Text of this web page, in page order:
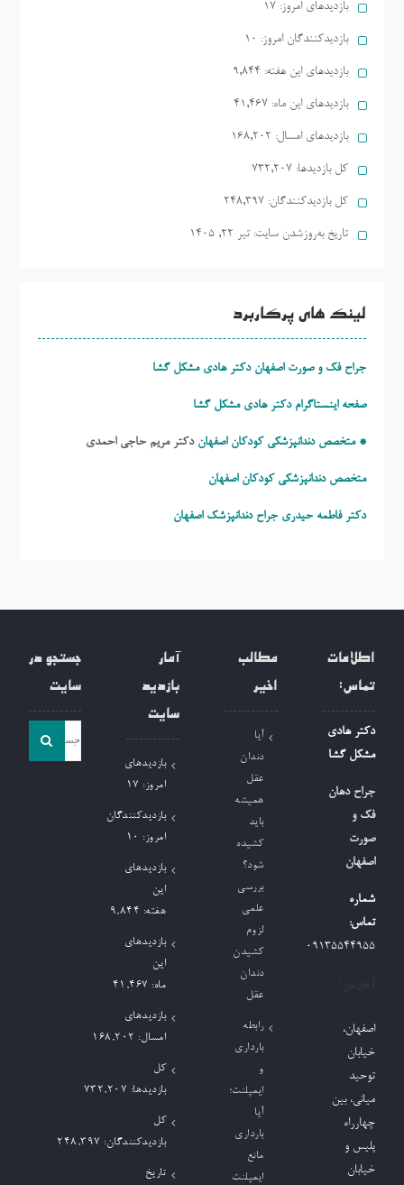
بازدیدهای امروز: 17
بازدیدکنندگان امروز: 10
بازدیدهای این هفته: 9,844
بازدیدهای این ماه: 41,467
بازدیدهای امسال: 168,202
کل بازدیدها: 732,207
کل بازدیدکنند‌گان: 248,397
تاریخ به‌روزشدن سایت: تیر ۲۲, ۱۴۰۵
لینک های پرکاربرد
جراح فک و صورت اصفهان دکتر هادی مشکل گشا
صفحه اینستاگرام دکتر هادی مشکل گشا
* متخصص دندانپزشکی کودکان اصفهان دکتر مریم حاجی احمدی
متخصص دندانپزشکی کودکان اصفهان
دکتر فاطمه حیدری جراح دندانپزشک اصفهان
اطلاعات
تماس:
دکتر هادی
مشکل گشا
جراح دهان
فک و
صورت
اصفهان
شماره
تماس:
09135544955
اصفهان،
خیابان
توحید
میانی، بین
چهارراه
پلیس و
خیابان
مطالب
اخیر
آیا
دندان
عقل
همیشه
باید
کشیده
شود؟
بررسی
علمی
لزوم
کشیدن
دندان
عقل
رابطه
بارداری
و
ایمپلنت؛
آیا
بارداری
مانع
ایمپلنت
آمار
بازدید
سایت
بازدیدهای
امروز: 17
بازدیدکنندگان
امروز: 10
بازدیدهای
این
هفته: 9,844
بازدیدهای
این
ماه: 41,467
بازدیدهای
امسال: 168,202
کل
بازدیدها: 732,207
کل
بازدیدکنند‌گان: 248,397
تاریخ
جستجو در
سایت